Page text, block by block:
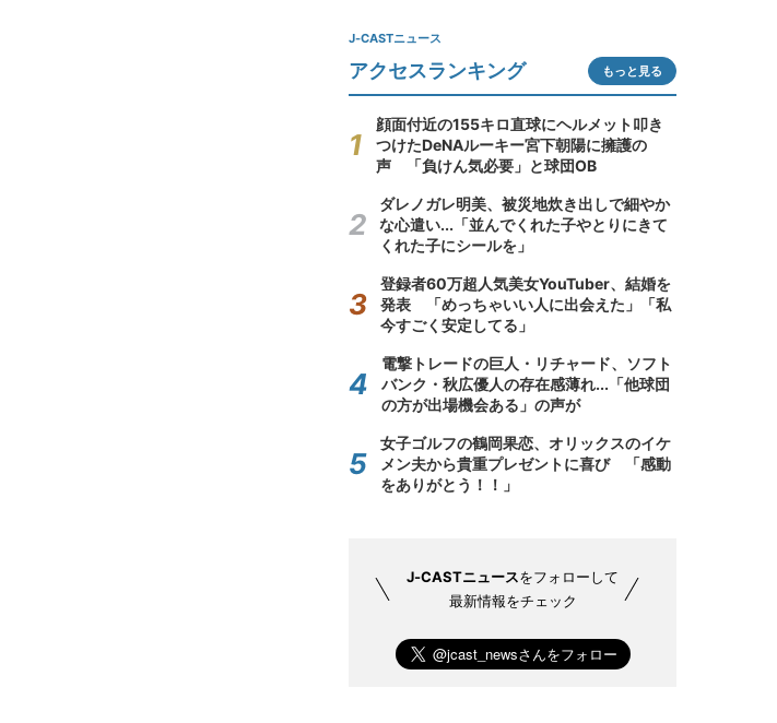
J-CASTニュース
アクセスランキング もっと見る
顔面付近の155キロ直球にヘルメット叩き
つけたDeNAルーキー宮下朝陽に擁護の
声 「負けん気必要」と球団OB
ダレノガレ明美、被災地炊き出しで細やか
な心遣い...「並んでくれた子やとりにきて
くれた子にシールを」
登録者60万超人気美女YouTuber、結婚を
発表 「めっちゃいい人に出会えた」「私
今すごく安定してる」
電撃トレードの巨人・リチャード、ソフト
バンク・秋広優人の存在感薄れ...「他球団
の方が出場機会ある」の声が
女子ゴルフの鶴岡果恋、オリックスのイケ
メン夫から貴重プレゼントに喜び 「感動
をありがとう！！」
J-CASTニュースをフォローして
最新情報をチェック